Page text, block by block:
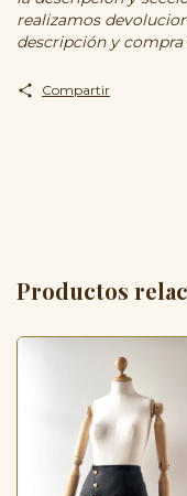
realizamos
descripción y
Compartir
Productos